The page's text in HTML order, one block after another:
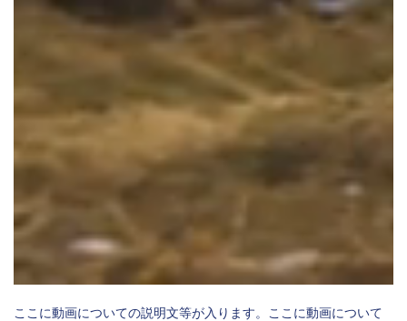
ここに動画についての説明文等が入ります。ここに動画について